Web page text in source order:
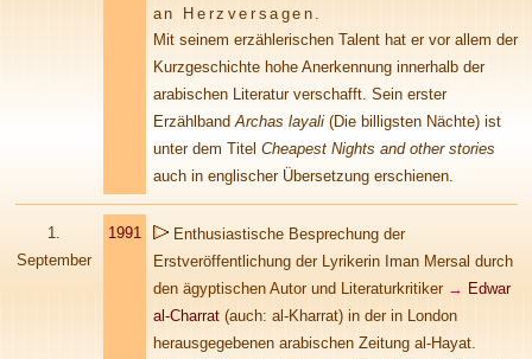
an Herzversagen.
Mit seinem erzählerischen Talent hat er vor allem der
Kurzgeschichte hohe Anerkennung innerhalb der
arabischen Literatur verschafft. Sein erster
Erzählband Archas layali(Die billigsten Nächte) ist
unter dem Titel Cheapest Nights and other stories
auch in englischer Übersetzung erschienen.
1.
September
1991
Enthusiastische Besprechung der
Erstveröffentlichung der Lyrikerin Iman Mersal durch
den ägyptischen Autor und Literaturkritiker → Edwar
al-Charrat(auch: al-Kharrat) in der in London
herausgegebenen arabischen Zeitung al-Hayat.